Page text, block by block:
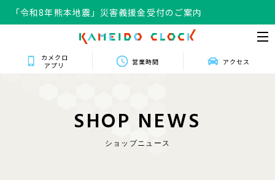
「令和8年熊本地震」災害義援金受付のご案内
カメクロ
アプリ
営業時間 アクセス
SHOP NEWS
ショップニュース